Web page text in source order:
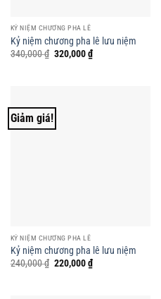
KỶ NIỆM CHƯƠNG PHA LÊ
Kỷ niệm chương pha lê lưu niệm
340,000₫ Giá
320,000₫Giá
hiện
Giảm giá!
KỶ NIỆM CHƯƠNG PHA LÊ
Kỷ niệm chương pha lê lưu niệm
240,000₫ Giá
220,000₫Giá
hiện